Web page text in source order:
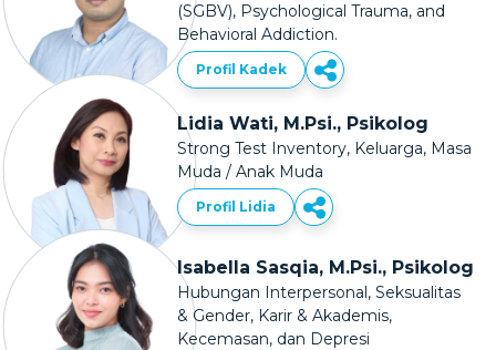
(SGBV), Psychological Trauma, and
Behavioral Addiction.
Profil Kadek
Lidia Wati, M.Psi., Psikolog
Strong Test Inventory, Keluarga, Masa
Muda / Anak Muda
Profil Lidia
Isabella Sasqia, M.Psi., Psikolog
Hubungan Interpersonal, Seksualitas
& Gender, Karir & Akademis,
Kecemasan, dan Depresi